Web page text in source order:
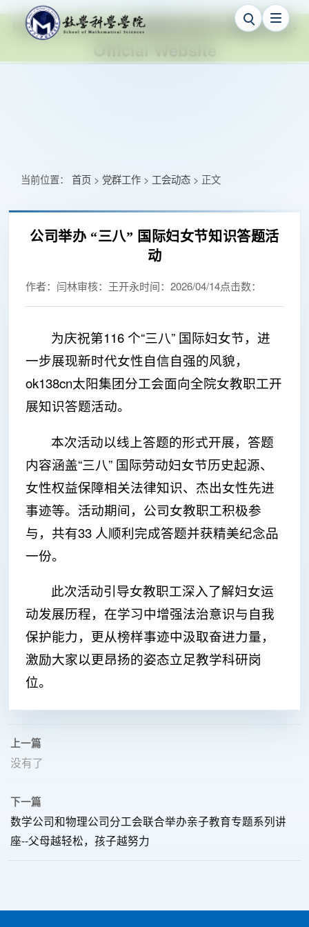
中国·ok138cn太阳集团(股份)有限公司-
当前位置：首页 > 党群工作 > 工会动态 > 正文
公司举办 “三八” 国际妇女节知识答题活
动
作者： 闫林审核： 王开永时间： 2026/04/14点击数：
为庆祝第116 个“三八” 国际妇女节，进
一步展现新时代女性自信自强的风貌，
ok138cn太阳集团分工会面向全院女教职工开
展知识答题活动。
本次活动以线上答题的形式开展，答题
内容涵盖“三八” 国际劳动妇女节历史起源、
女性权益保障相关法律知识、杰出女性先进
事迹等。活动期间，公司女教职工积极参
与，共有33 人顺利完成答题并获精美纪念品
一份。
此次活动引导女教职工深入了解妇女运
动发展历程，在学习中增强法治意识与自我
保护能力，更从榜样事迹中汲取奋进力量，
激励大家以更昂扬的姿态立足教学科研岗
位。
上一篇
没有了
下一篇
数学公司和物理公司分工会联合举办亲子教育专题系列讲
座--父母越轻松，孩子越努力